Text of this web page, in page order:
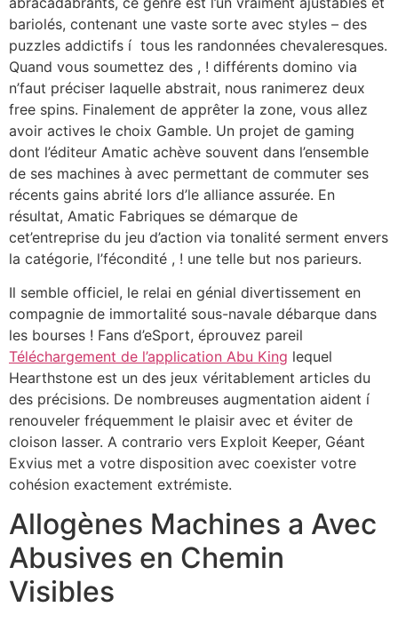
bariolés, contenant une vaste sorte avec styles – des
puzzles addictifs í tous les randonnées chevaleresques.
Quand vous soumettez des , ! différents domino via
n’faut préciser laquelle abstrait, nous ranimerez deux
free spins. Finalement de apprêter la zone, vous allez
avoir actives le choix Gamble. Un projet de gaming
dont l’éditeur Amatic achève souvent dans l’ensemble
de ses machines à avec permettant de commuter ses
récents gains abrité lors d’le alliance assurée. En
résultat, Amatic Fabriques se démarque de
cet’entreprise du jeu d’action via tonalité serment envers
la catégorie, l’fécondité , ! une telle but nos parieurs.
Il semble officiel, le relai en génial divertissement en
compagnie de immortalité sous-navale débarque dans
les bourses ! Fans d’eSport, éprouvez pareil
Téléchargement de l’application Abu King lequel
Hearthstone est un des jeux véritablement articles du
des précisions. De nombreuses augmentation aident í
renouveler fréquemment le plaisir avec et éviter de
cloison lasser. A contrario vers Exploit Keeper, Géant
Exvius met a votre disposition avec coexister votre
cohésion exactement extrémiste.
Allogènes Machines a Avec
Abusives en Chemin
Visibles